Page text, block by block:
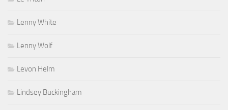
Lenny White
Lenny Wolf
Levon Helm
Lindsey Buckingham